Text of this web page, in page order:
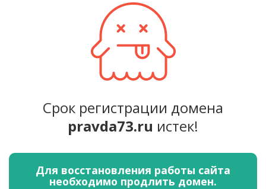
Срок регистрации домена
pravda73.ru истек!
Для восстановления работы сайта
необходимо продлить домен.